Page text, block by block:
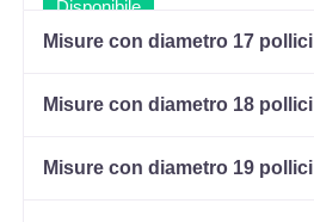
Disponibile
205/55 R16 94V M+S EV
Misure con diametro 17 pollici
Misure con diametro 18 pollici
Misure con diametro 19 pollici